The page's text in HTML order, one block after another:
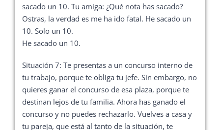
sacado un 10. Tu amiga: ¿Qué nota has sacado?
Ostras, la verdad es me ha ido fatal. He sacado un
10. Solo un 10.
He sacado un 10.
Situación 7: Te presentas a un concurso interno de
tu trabajo, porque te obliga tu jefe. Sin embargo, no
quieres ganar el concurso de esa plaza, porque te
destinan lejos de tu familia. Ahora has ganado el
concurso y no puedes rechazarlo. Vuelves a casa y
tu pareja, que está al tanto de la situación, te